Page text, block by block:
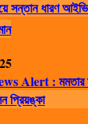
সন্তান ধারণ